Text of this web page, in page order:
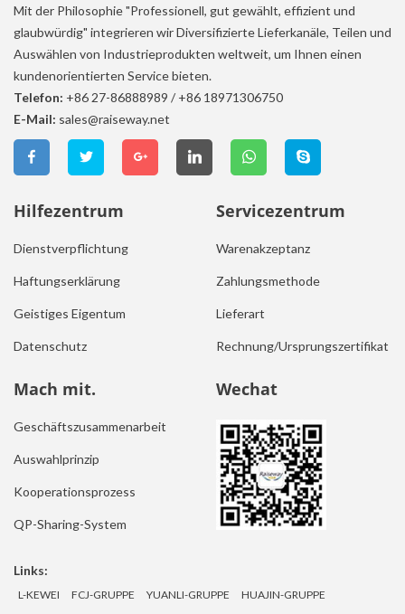
Mit der Philosophie "Professionell, gut gewählt, effizient und
glaubwürdig" integrieren wir Diversifizierte Lieferkanäle, Teilen und
Auswählen von Industrieprodukten weltweit, um Ihnen einen
kundenorientierten Service bieten.
Telefon: +86 27-86888989 / +86 18971306750
E-Mail: sales@raiseway.net
Hilfezentrum
Dienstverpflichtung
Haftungserklärung
Geistiges Eigentum
Datenschutz
Servicezentrum
Warenakzeptanz
Zahlungsmethode
Lieferart
Rechnung/Ursprungszertifikat
Mach mit.
Geschäftszusammenarbeit
Auswahlprinzip
Kooperationsprozess
QP-Sharing-System
Wechat
Links:
L-KEWEI FCJ-GRUPPE YUANLI-GRUPPE HUAJIN-GRUPPE